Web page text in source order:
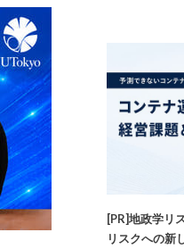
[PR]地政学リ
リスクへの新